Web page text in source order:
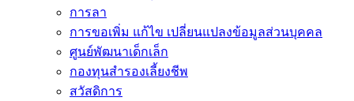
การลา
การขอเพิ่ม แก้ไข เปลี่ยนแปลงข้อมูลส่วนบุคคล
ศูนย์พัฒนาเด็กเล็ก
กองทุนสำรองเลี้ยงชีพ
สวัสดิการ